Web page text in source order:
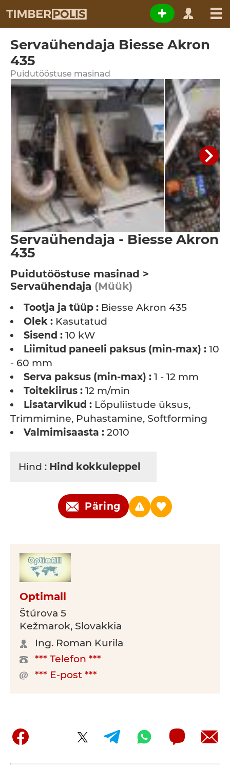
Servaühendaja Biesse Akron
435
Puidutööstuse masinad
Servaühendaja - Biesse Akron
435
Puidutööstuse masinad >
Servaühendaja (Müük)
Tootja ja tüüp : Biesse Akron 435
Olek : Kasutatud
Sisend : 10 kW
Liimitud paneeli paksus (min-max) : 10
- 60 mm
Serva paksus (min-max) : 1 - 12 mm
Toitekiirus : 12 m/min
Lisatarvikud : Lõpuliistude üksus,
Trimmimine, Puhastamine, Softforming
Valmimisaasta : 2010
Hind : Hind kokkuleppel
Päring
Optimall
Štúrova 5
Kežmarok, Slovakkia
Ing. Roman Kurila
*** Telefon ***
*** E-post ***